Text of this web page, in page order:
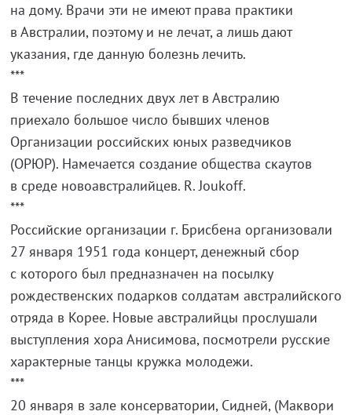
на дому. Врачи эти не имеют права практики
в Австралии, поэтому и не лечат, а лишь дают
указания, где данную болезнь лечить.
***
В течение последних двух лет в Австралию
приехало большое число бывших членов
Организации российских юных разведчиков
(ОРЮР). Намечается создание общества скаутов
в среде новоавстралийцев. R. Joukoff.
***
Российские организации г. Брисбена организовали
27 января 1951 года концерт, денежный сбор
с которого был предназначен на посылку
рождественских подарков солдатам австралийского
отряда в Корее. Новые австралийцы прослушали
выступления хора Анисимова, посмотрели русские
характерные танцы кружка молодежи.
***
20 января в зале консерватории, Сидней, (Маквори